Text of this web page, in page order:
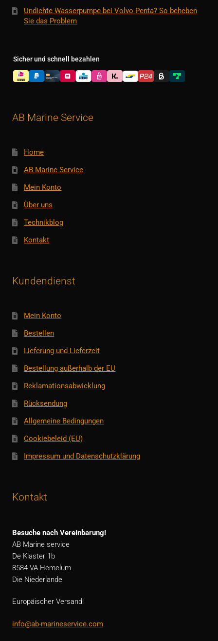
Undichte Wasserpumpe bei Volvo Penta? So beheben
Sie das Problem
Sicher und schnell bezahlen
AB Marine Service
Home
AB Marine Service
Mein Konto
Über uns
Technikblog
Kontakt
Kundendienst
Mein Konto
Bestellen
Lieferung und Lieferzeit
Bestellung außerhalb der EU
Reklamationsabwicklung
Rücksendung
Allgemeine Bedingungen
Cookiebeleid (EU)
Impressum und Datenschutzklärung
Kontakt
Besuche nach Vereinbarung!
AB Marine service
De Klaster 1b
8584 VA Hemelum
Die Niederlande
Europäischer Versand!
info@ab-marineservice.com